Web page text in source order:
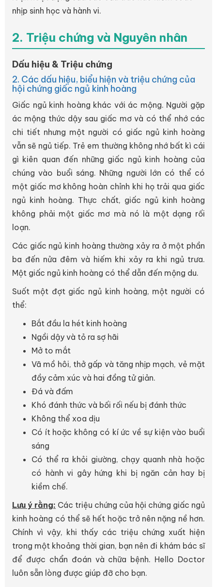
nhịp sinh học và hành vi.
2. Triệu chứng và Nguyên nhân
Dấu hiệu & Triệu chứng
2. Các dấu hiệu, biểu hiện và triệu chứng của
hội chứng giấc ngủ kinh hoàng
Giấc ngủ kinh hoàng khác với ác mộng. Người gặp
ác mộng thức dậy sau giấc mơ và có thể nhớ các
chi tiết nhưng một người có giấc ngủ kinh hoàng
vẫn sẽ ngủ tiếp. Trẻ em thường không nhớ bất kì cái
gì kiên quan đến những giấc ngủ kinh hoàng của
chúng vào buổi sáng. Những người lớn có thể có
một giấc mơ không hoàn chỉnh khi họ trải qua giấc
ngủ kinh hoàng. Thực chất, giấc ngủ kinh hoàng
không phải một giấc mơ mà nó là một dạng rối
loạn.
Các giấc ngủ kinh hoàng thường xảy ra ở một phần
ba đến nửa đêm và hiếm khi xảy ra khi ngủ trưa.
Một giấc ngủ kinh hoàng có thể dẫn đến mộng du.
Suốt một đợt giấc ngủ kinh hoàng, một người có
thể:
Bắt đầu la hét kinh hoàng
Ngồi dậy và tỏ ra sợ hãi
Mở to mắt
Vã mồ hôi, thở gấp và tăng nhịp mạch, vẻ mặt
đầy cảm xúc và hai đồng tử giản.
Đá và đấm
Khó đánh thức và bối rối nếu bị đánh thức
Không thể xoa dịu
Có ít hoặc không có kí ức về sự kiện vào buổi
sáng
Có thể ra khỏi giường, chạy quanh nhà hoặc
có hành vi gây hứng khi bị ngăn cản hay bị
kiềm chế.
Lưu ý rằng: Các triệu chứng của hội chứng giấc ngủ
kinh hoàng có thể sẽ hết hoặc trở nên nặng nề hơn.
Chính vì vậy, khi thấy các triệu chứng xuất hiện
trong một khoảng thời gian, bạn nên đi khám bác sĩ
để được chẩn đoán và chữa bệnh. Hello Doctor
luôn sẵn lòng được giúp đỡ cho bạn.